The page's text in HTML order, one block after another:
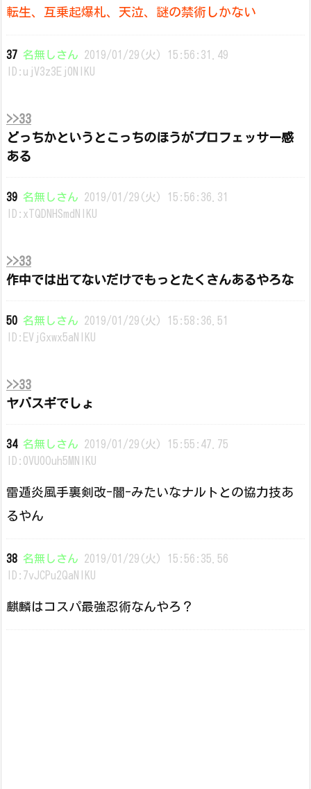
転生、互乗起爆札、天泣、謎の禁術しかない
37 名無しさん 2019/01/29(火) 15:56:31.49
ID:ujV3z3Ej0NIKU
>>33
どっちかというとこっちのほうがプロフェッサー感
ある
39 名無しさん 2019/01/29(火) 15:56:36.31
ID:xTQDNHSmdNIKU
>>33
作中では出てないだけでもっとたくさんあるやろな
50 名無しさん 2019/01/29(火) 15:58:36.51
ID:EVjGxwx5aNIKU
>>33
ヤバスギでしょ
34 名無しさん 2019/01/29(火) 15:55:47.75
ID:0VU0Ouh5MNIKU
雷遁炎風手裏剣改-闇-みたいなナルトとの協力技あ
るやん
38 名無しさん 2019/01/29(火) 15:56:35.56
ID:7vJCPu2QaNIKU
麒麟はコスパ最強忍術なんやろ？